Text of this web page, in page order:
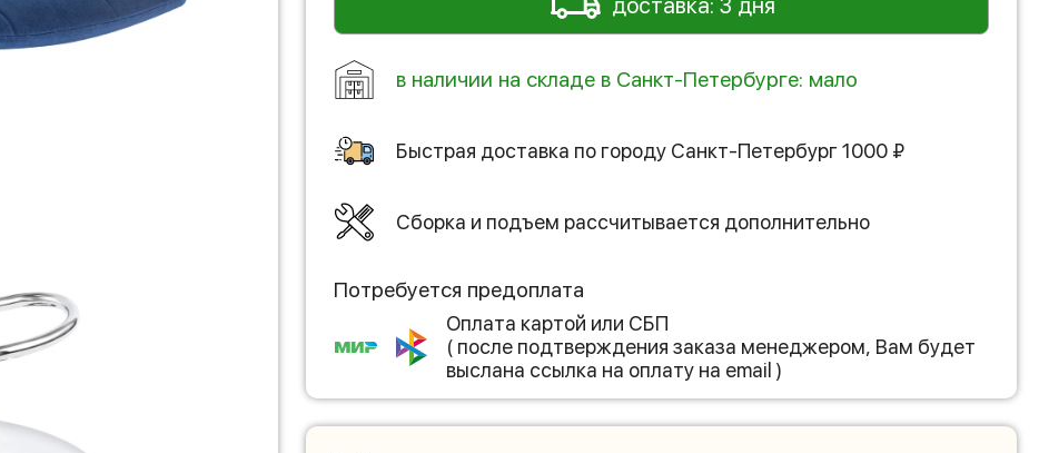
доставка: 3 дня
в наличии на складе в Санкт-Петербурге: мало
Быстрая доставка по городу Санкт-Петербург 1000 ₽
Сборка и подъем рассчитывается дополнительно
Потребуется предоплата
Оплата картой или СБП
( после подтверждения заказа менеджером, Вам будет
выслана ссылка на оплату на email )